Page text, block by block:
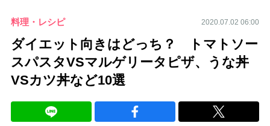
料理・レシピ 2020.07.02 06:00
ダイエット向きはどっち？ トマトソー
スパスタVSマルゲリータピザ、うな丼
VSカツ丼など10選